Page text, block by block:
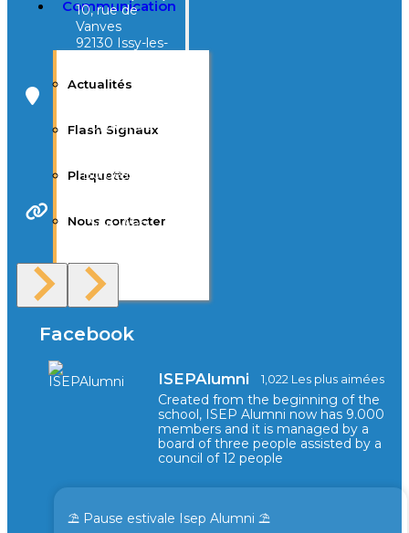
Communication
Actualités
Flash Signaux
Plaquette
Nous contacter
F.A.Q
10, rue de
Vanves
92130 Issy-les-
40, avenue
d’Eysines
Bordeaux
Site Web
Facebook
ISEPAlumni 1,022 Les plus aimées
Created from the beginning of the
school, ISEP Alumni now has 9.000
members and it is managed by a
board of three people assisted by a
council of 12 people
⛱️ Pause estivale Isep Alumni ⛱️